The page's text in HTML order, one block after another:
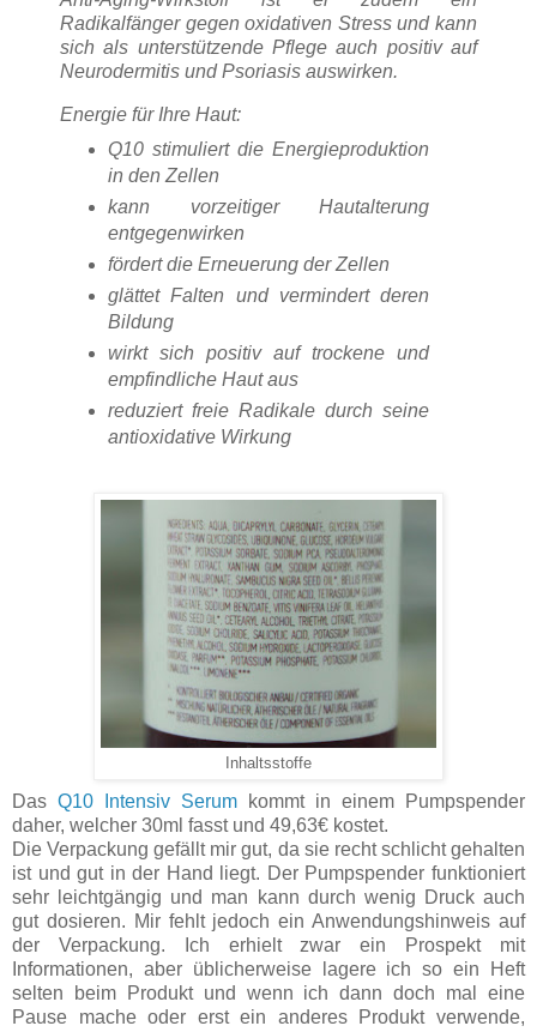
Radikalfänger gegen oxidativen Stress und kann
sich als unterstützende Pflege auch positiv auf
Neurodermitis und Psoriasis auswirken.
Energie für Ihre Haut:
Q10 stimuliert die Energieproduktion
in den Zellen
kann vorzeitiger Hautalterung
entgegenwirken
fördert die Erneuerung der Zellen
glättet Falten und vermindert deren
Bildung
wirkt sich positiv auf trockene und
empfindliche Haut aus
reduziert freie Radikale durch seine
antioxidative Wirkung
Inhaltsstoffe
Das Q10 Intensiv Serum kommt in einem Pumpspender
daher, welcher 30ml fasst und 49,63€ kostet.
Die Verpackung gefällt mir gut, da sie recht schlicht gehalten
ist und gut in der Hand liegt. Der Pumpspender funktioniert
sehr leichtgängig und man kann durch wenig Druck auch
gut dosieren. Mir fehlt jedoch ein Anwendungshinweis auf
der Verpackung. Ich erhielt zwar ein Prospekt mit
Informationen, aber üblicherweise lagere ich so ein Heft
selten beim Produkt und wenn ich dann doch mal eine
Pause mache oder erst ein anderes Produkt verwende,